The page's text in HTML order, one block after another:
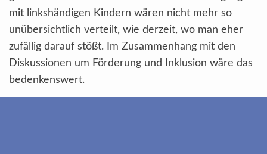
mit linkshändigen Kindern wären nicht mehr so
unübersichtlich verteilt, wie derzeit, wo man eher
zufällig darauf stößt. Im Zusammenhang mit den
Diskussionen um Förderung und Inklusion wäre das
bedenkenswert.